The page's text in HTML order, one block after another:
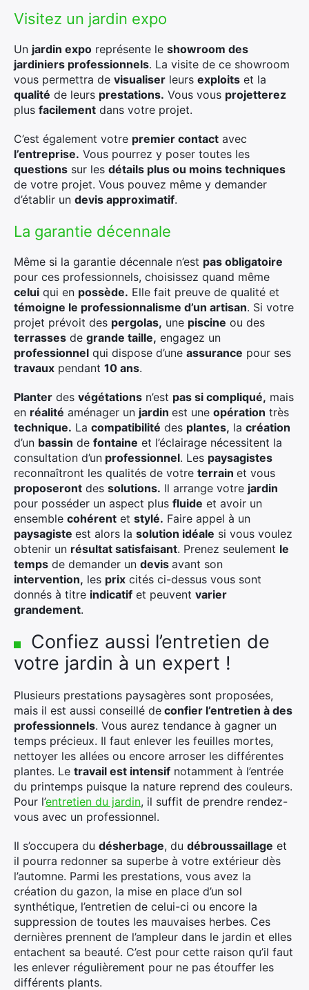
Visitez un jardin expo
Un jardin expo représente le showroom des
jardiniers professionnels. La visite de ce showroom
vous permettra de visualiser leurs exploits et la
qualité de leurs prestations. Vous vous projetterez
plus facilement dans votre projet.
C’est également votre premier contact avec
l’entreprise. Vous pourrez y poser toutes les
questions sur les détails plus ou moins techniques
de votre projet. Vous pouvez même y demander
d’établir un devis approximatif.
La garantie décennale
Même si la garantie décennale n’est pas obligatoire
pour ces professionnels, choisissez quand même
celui qui en possède. Elle fait preuve de qualité et
témoigne le professionnalisme d’un artisan. Si votre
projet prévoit des pergolas, une piscine ou des
terrasses de grande taille, engagez un
professionnel qui dispose d’une assurance pour ses
travaux pendant 10 ans.
Planter des végétations n’est pas si compliqué, mais
en réalité aménager un jardin est une opération très
technique. La compatibilité des plantes, la création
d’un bassin de fontaine et l’éclairage nécessitent la
consultation d’un professionnel. Les paysagistes
reconnaîtront les qualités de votre terrain et vous
proposeront des solutions. Il arrange votre jardin
pour posséder un aspect plus fluide et avoir un
ensemble cohérent et stylé. Faire appel à un
paysagiste est alors la solution idéale si vous voulez
obtenir un résultat satisfaisant. Prenez seulement le
temps de demander un devis avant son
intervention, les prix cités ci-dessus vous sont
donnés à titre indicatif et peuvent varier
grandement.
Confiez aussi l’entretien de
votre jardin à un expert !
Plusieurs prestations paysagères sont proposées,
mais il est aussi conseillé de confier l’entretien à des
professionnels. Vous aurez tendance à gagner un
temps précieux. Il faut enlever les feuilles mortes,
nettoyer les allées ou encore arroser les différentes
plantes. Le travail est intensif notamment à l’entrée
du printemps puisque la nature reprend des couleurs.
Pour l’entretien du jardin, il suffit de prendre rendez-
vous avec un professionnel.
Il s’occupera du désherbage, du débroussaillage et
il pourra redonner sa superbe à votre extérieur dès
l’automne. Parmi les prestations, vous avez la
création du gazon, la mise en place d’un sol
synthétique, l’entretien de celui-ci ou encore la
suppression de toutes les mauvaises herbes. Ces
dernières prennent de l’ampleur dans le jardin et elles
entachent sa beauté. C’est pour cette raison qu’il faut
les enlever régulièrement pour ne pas étouffer les
différents plants.